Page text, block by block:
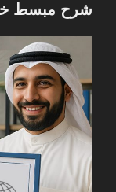
شرح مبسط